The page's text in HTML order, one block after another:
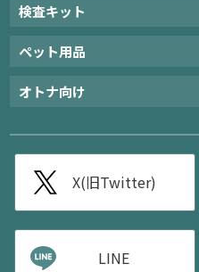
検査キット
ペット用品
オトナ向け
X(旧Twitter)
LINE